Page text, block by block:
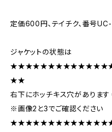
定価600円、テイチク、番号
ジャケットの状態は
★★
右下にホッチキス穴があります
※画像2と3でご確認ください